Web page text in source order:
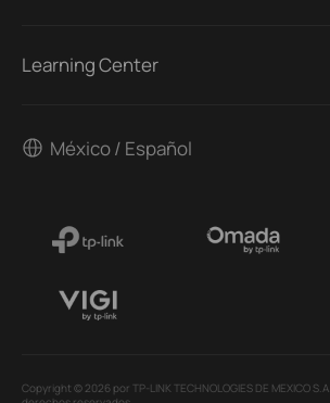
Learning Center
México / Español
Copyright © 2026 por TP-LINK TECHNOLOGIES DE MEXICO